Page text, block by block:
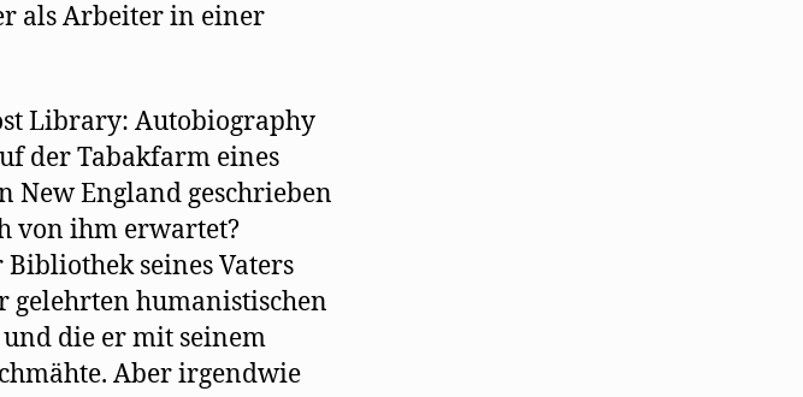
als Arbeiter in einer
Library: Autobiography
der Tabakfarm eines
New England geschrieben
von ihm erwartet?
seines Vaters
gelehrten humanistischen
die er mit seinem
Aber irgendwie